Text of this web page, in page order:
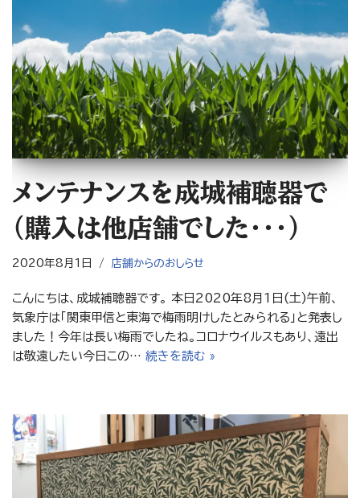
メンテナンスを成城補聴器で
（購入は他店舗でした・・・）
2020年8月1日 店舗からのおしらせ
こんにちは、成城補聴器です。 本日2020年8月1日(土)午前、
気象庁は「関東甲信と東海で梅雨明けしたとみられる」と発表し
ました！今年は長い梅雨でしたね。コロナウイルスもあり、遠出
は敬遠したい今日この… 続きを読む »